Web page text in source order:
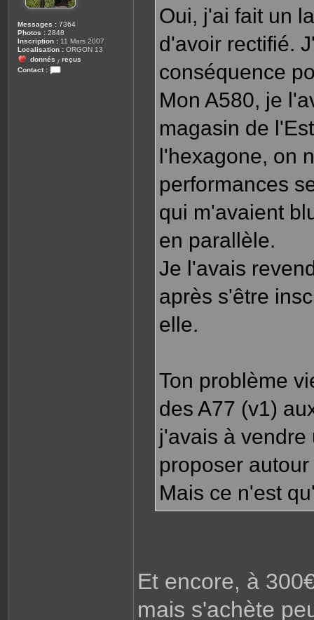
Messages : 7364
Photos : 2848
Inscription : 11 Mars 2007
Localisation : ORGON 13
donnés / reçus
Contact :
Oui, j'ai fait un
d'avoir rectifié.
conséquence
Mon A580, je
magasin de
l'hexagone, on
performances
qui m'avaient
en parallèle.
Je l'avais
après s'être
elle.
Ton problème
des A77 (v1)
j'avais à
proposer
Mais ce n'est
Et encore, à
mais s'achète